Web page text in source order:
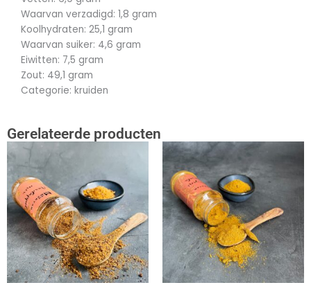
Waarvan verzadigd: 1,8 gram
Koolhydraten: 25,1 gram
Waarvan suiker: 4,6 gram
Eiwitten: 7,5 gram
Zout: 49,1 gram
Categorie: kruiden
Gerelateerde producten